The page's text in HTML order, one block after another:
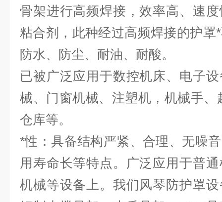
骨架进行高频焊接，效率高、速
粘合剂，此种经过高频焊接的护罩
防水、防尘、耐油、耐酸。
已被广泛应用于数控机床、电子
械、门窗机械、注塑机，机械手
仓库等。
*性：具备结构严紧、合理、无噪
用寿命长等特点。广泛应用于普
机械等设备上。我们风琴防护罩